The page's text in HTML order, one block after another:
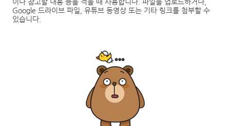
Google 드라이브 파일 유튜브 동영상 또는 기타 링크를 첨부할 수
있습니다